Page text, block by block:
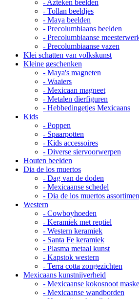
- Azteken beelden
- Tollan beeldjes
- Maya beelden
- Precolumbiaans beelden
- Precolumbiaanse
- Precolumbiaanse vazen
Klei schatten van volkskunst
Kleine geschenken
- Maya's magneten
- Waaiers
- Mexicaan magneet
- Metalen dierfiguren
- Hebbedingetjes Mexicaans
Kids
- Poppen
- Spaarpotten
- Kids accessoires
- Diverse siervoorwerpen
Houten beelden
Dia de los muertos
- Dag van de doden
- Mexicaanse schedel
- Dia de los muertos
Western
- Cowboyhoeden
- Keramiek met reptiel
- Western keramiek
- Santa Fe keramiek
- Plasma metaal kunst
- Kapstok western
- Terra cotta zongezichten
Mexicaans kunstnijverheid
- Mexicaanse kokosnoot
- Mexicaanse wandborden